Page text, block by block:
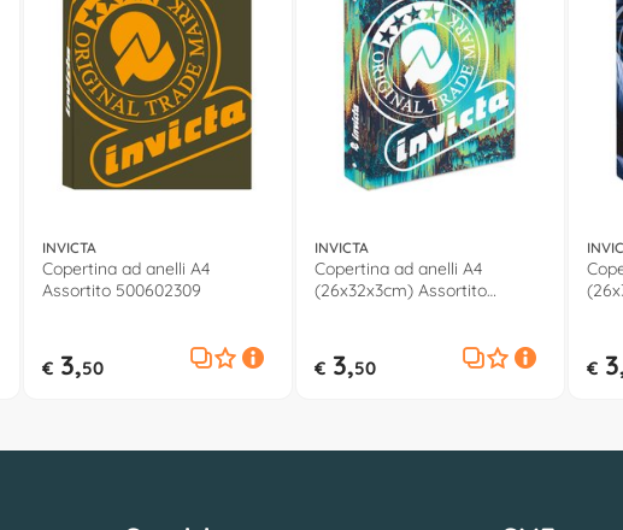
INVICTA
Copertina ad anelli A4
Assortito 500602309
€3,50
INVICTA
Copertina ad anelli A4
(26x32x3cm) Assortito
€3,50 €